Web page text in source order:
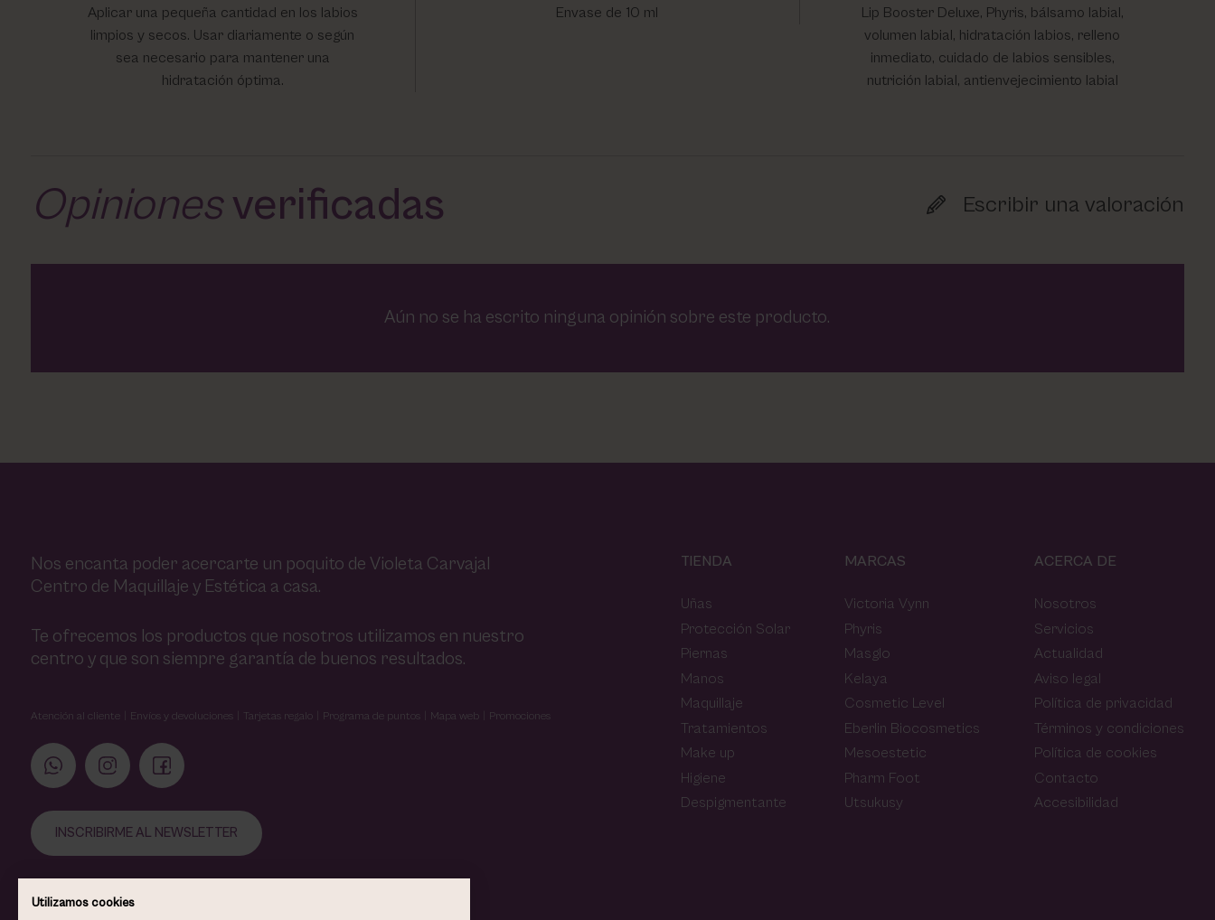
Aplicar una pequeña cantidad en los labios
limpios y secos. Usar diariamente o según
sea necesario para mantener una
hidratación óptima.
Envase de 10 ml
Lip Booster Deluxe, Phyris, bálsamo labial,
volumen labial, hidratación labios, relleno
inmediato, cuidado de labios sensibles,
nutrición labial, antienvejecimiento labial
Opinionesverificadas Escribir una valoración
Aún no se ha escrito ninguna opinión sobre este producto.
Nos encanta poder acercarte un poquito de Violeta Carvajal
Centro de Maquillaje y Estética a casa.
Te ofrecemos los productos que nosotros utilizamos en nuestro
centro y que son siempre garantía de buenos resultados.
Atención al cliente Envíos y devoluciones Tarjetas regalo Programa de puntos Mapa web Promociones
INSCRIBIRME AL NEWSLETTER
TIENDA
Uñas
Protección Solar
Piernas
Manos
Maquillaje
Tratamientos
Make up
Higiene
Despigmentante
MARCAS
Victoria Vynn
Phyris
Masglo
Kelaya
Cosmetic Level
Eberlin Biocosmetics
Mesoestetic
Pharm Foot
Utsukusy
ACERCA DE
Nosotros
Servicios
Actualidad
Aviso legal
Política de privacidad
Términos y condiciones
Política de cookies
Contacto
Accesibilidad
Utilizamos cookies